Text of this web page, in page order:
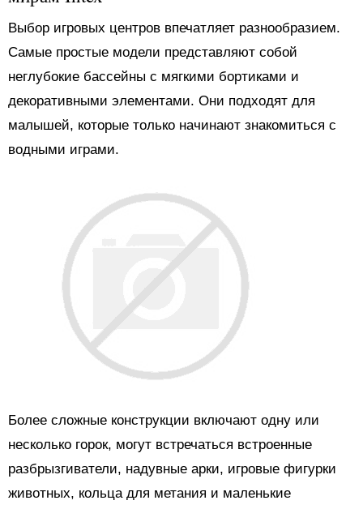
Выбор игровых центров впечатляет разнообразием.
Самые простые модели представляют собой
неглубокие бассейны с мягкими бортиками и
декоративными элементами. Они подходят для
малышей, которые только начинают знакомиться с
водными играми.
Более сложные конструкции включают одну или
несколько горок, могут встречаться встроенные
разбрызгиватели, надувные арки, игровые фигурки
животных, кольца для метания и маленькие